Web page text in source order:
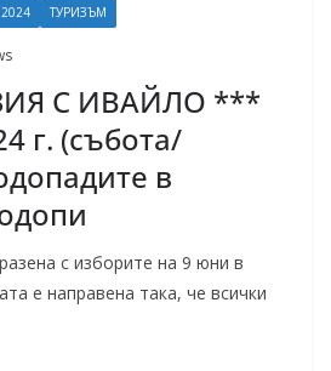
ТУРИЗЪМ
С ИВАЙЛО ***
г. (събота/
в
с изборите на 9 юни в
е направена така, че всички